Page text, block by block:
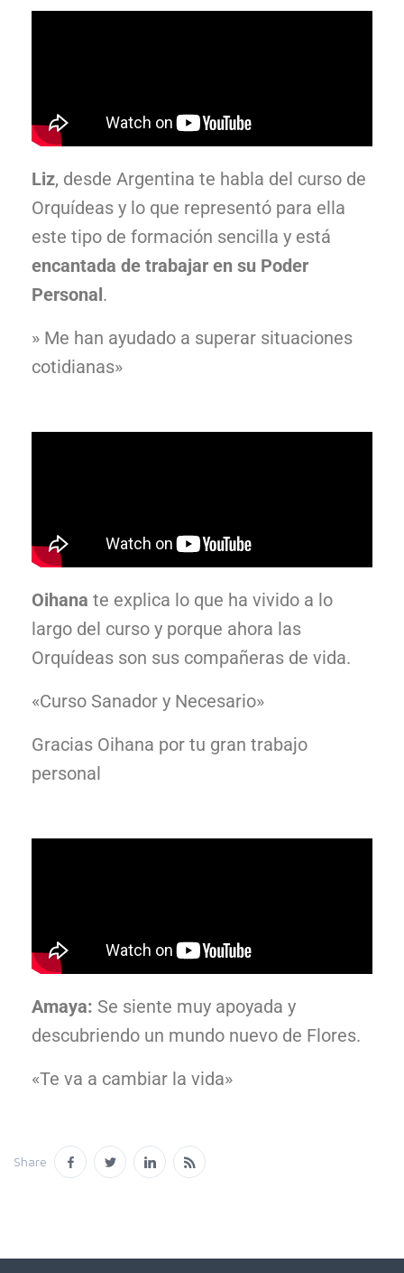
Liz, desde Argentina te habla del curso de
Orquídeas y lo que representó para ella
este tipo de formación sencilla y está
encantada de trabajar en su Poder
Personal.
» Me han ayudado a superar situaciones
cotidianas»
Oihana te explica lo que ha vivido a lo
largo del curso y porque ahora las
Orquídeas son sus compañeras de vida.
«Curso Sanador y Necesario»
Gracias Oihana por tu gran trabajo
personal
Amaya: Se siente muy apoyada y
descubriendo un mundo nuevo de Flores.
«Te va a cambiar la vida»
Share